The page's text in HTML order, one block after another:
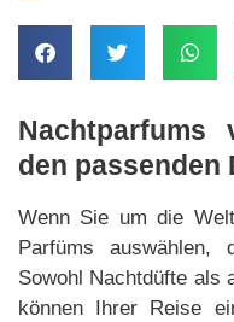
Nachtparfums
den passenden
Wenn Sie um die
Parfüms
Sowohl Nachtdüfte als
können Ihrer Reise